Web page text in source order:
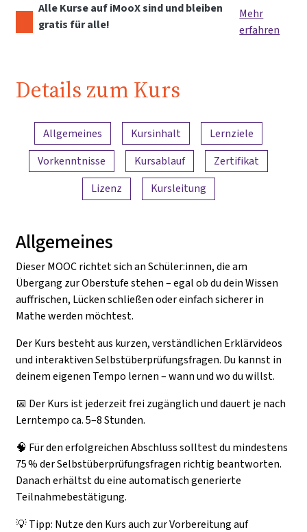
Alle Kurse auf iMooX sind und bleiben
gratis für alle!
Mehr
erfahren
Details zum Kurs
Inhaltsübersicht
Allgemeines Kursinhalt
Lernziele
Vorkenntnisse
Kursablauf
Zertifikat
Lizenz
Kursleitung
Allgemeines
Dieser MOOC richtet sich an Schüler:innen, die am
Übergang zur Oberstufe stehen – egal ob du dein Wissen
auffrischen, Lücken schließen oder einfach sicherer in
Mathe werden möchtest.
Der Kurs besteht aus kurzen, verständlichen Erklärvideos
und interaktiven Selbstüberprüfungsfragen. Du kannst in
deinem eigenen Tempo lernen – wann und wo du willst.
📅 Der Kurs ist jederzeit frei zugänglich und dauert je nach
Lerntempo ca. 5–8 Stunden.
🧠 Für den erfolgreichen Abschluss solltest du mindestens
75 % der Selbstüberprüfungsfragen richtig beantworten.
Danach erhältst du eine automatisch generierte
Teilnahmebestätigung.
💡 Tipp: Nutze den Kurs auch zur Vorbereitung auf